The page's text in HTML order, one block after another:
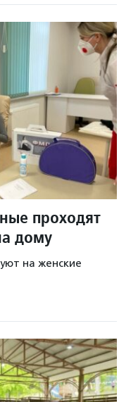
проходят
дому
на женские